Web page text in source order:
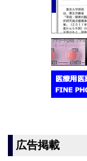
広告掲載